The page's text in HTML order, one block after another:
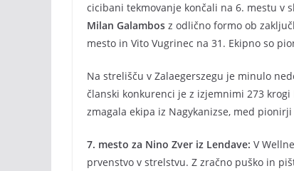
cicibani tekmovanje končali na 6. mestu
Milan Galambos z odlično formo ob
mesto in Vito Vugrinec na 31. Ekipno so
Na strelišču v Zalaegerszegu je minulo
članski konkurenci je z izjemnimi 273 krogi
zmagala ekipa iz Nagykanizse, med
7. mesto za Nino Zver iz Lendave: V
prvenstvo v strelstvu. Z zračno puško in